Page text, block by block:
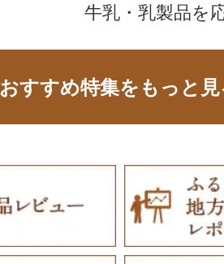
牛乳・乳製品を
おすすめ特集をもっと